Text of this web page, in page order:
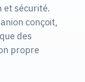
et sécurité.
conçoit,
des
propre